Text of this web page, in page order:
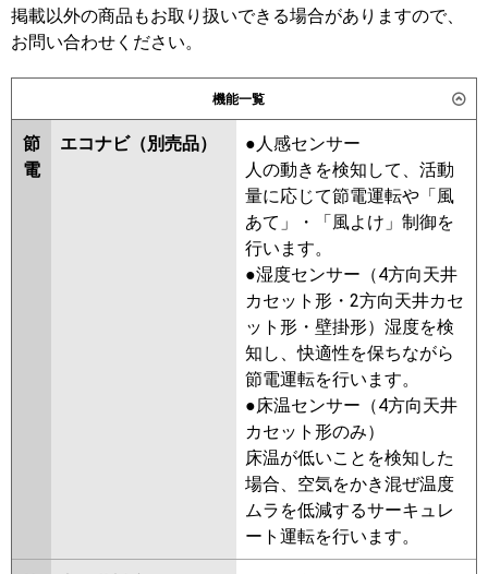
三菱電機 PLZX-HRMP160LF6 PLZX-
HRMP160L6
RCID-GP160RHNP5
GP160RSHP11
三菱重工
FDTWV1606HP6S
FDTWV1606HP6S-rak
PA-P160L7KDNC
PA-P160L7HDC PA-P160L7HDNC
SZRG160BFND SZRG160BFD
SZRG160BCND
東芝 RWSB16034MUB RWSB16034XU
RWHB16031MUB
RWSB16033MUB RWHB16031MU
RWHB16031XU RWSB16033MU
RWSB16033XU RWHB16031M
RWHB16031X
AWHB16054M
AWHB16054M-R
AWHB16054X-R AWEB16037M
AWEB16037X
RWSB16033M
RWSB16033X AWEB16057M
AWEB16057X
AWSB16057X
AWSB16057M
PLZX-HRMP160LF5
PLZX-
HRMP160L5
PLZX-ERMP160L5
PLZX-ERMP160LE5 PLZX-
HRMP160L4
PLZX-HRMP160LF4
PLZX-ERMP160LE4
PLZX-
ERMP160L4 PLZX-HRMP160LF3
掲載以外の商品もお取り扱いできる場合がありますので、
お問い合わせください。
機能一覧
節
電
エコナビ（別売品）
●人感センサー
人の動きを検知して、活動
量に応じて節電運転や「風
あて」・「風よけ」制御を
行います。
●湿度センサー（4方向天井
カセット形・2方向天井カセ
ット形・壁掛形）湿度を検
知し、快適性を保ちながら
節電運転を行います。
●床温センサー（4方向天井
カセット形のみ）
床温が低いことを検知した
場合、空気をかき混ぜ温度
ムラを低減するサーキュレ
ート運転を行います。